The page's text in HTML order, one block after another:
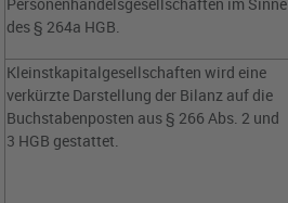
Personenhandelsgesellschaften im Sinne
des § 264a HGB.
Kleinstkapitalgesellschaften wird eine
verkürzte Darstellung der Bilanz auf die
Buchstabenposten aus § 266 Abs. 2 und
3 HGB gestattet.